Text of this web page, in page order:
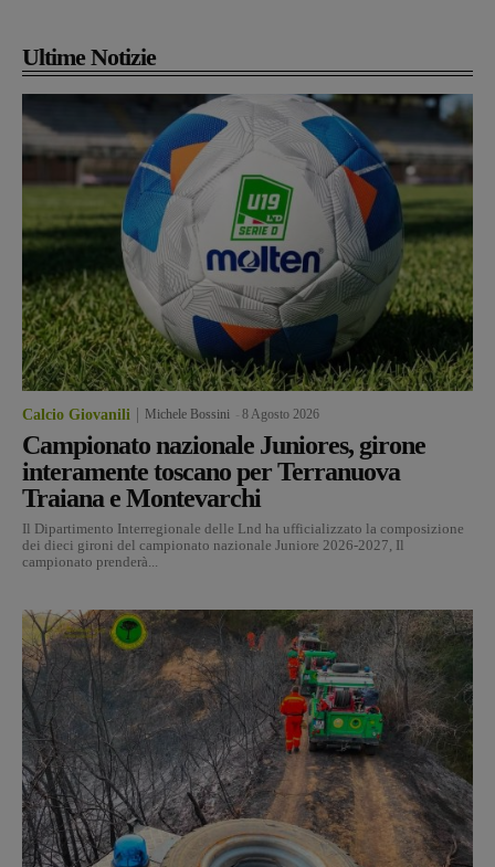
Ultime Notizie
Calcio Giovanili Michele Bossini 8 Agosto 2026
Campionato nazionale Juniores, girone
interamente toscano per Terranuova
Traiana e Montevarchi
Il Dipartimento Interregionale delle Lnd ha ufficializzato la composizione
dei dieci gironi del campionato nazionale Juniore 2026-2027, Il
campionato prenderà...